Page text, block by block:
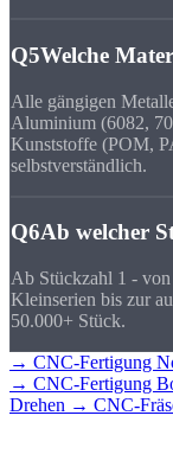
Q5Welche
Alle gängigen
Aluminium (6082,
Kunststoffe (POM,
selbstverständlich.
Q6Ab welcher
Ab Stückzahl 1 -
Kleinserien bis zur
50.000+ Stück.
→ CNC-Fertigung
→ CNC-Fertigung
Drehen → CNC-